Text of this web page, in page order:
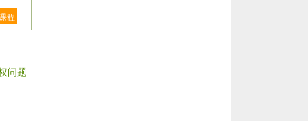
程
问题